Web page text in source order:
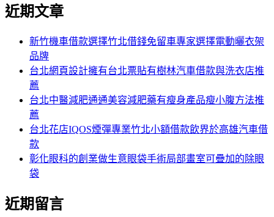
章:
關
近期文章
新竹機車借款選擇竹北借錢免留車專家選擇電動曬衣架
品牌
台北網頁設計擁有台北票貼有樹林汽車借款與洗衣店推
薦
台北中醫減肥通通美容減肥藥有瘦身產品瘦小腹方法推
薦
台北花店IQOS煙彈專業竹北小額借款飲界於高雄汽車借
款
彰化眼科的創業做生意眼袋手術局部畫室可疊加的除眼
袋
近期留言